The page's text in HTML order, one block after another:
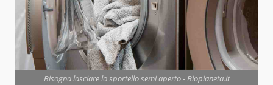
Bisogna lasciare lo sportello semi aperto - Biopianeta.it